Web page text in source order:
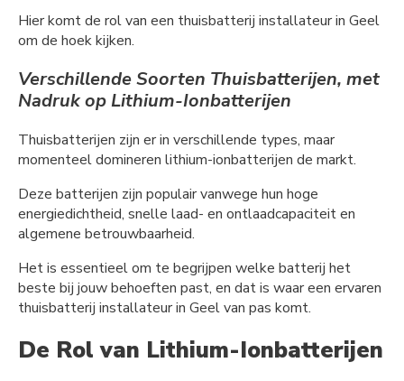
Hier komt de rol van een thuisbatterij installateur in Geel
om de hoek kijken.
Verschillende Soorten Thuisbatterijen, met
Nadruk op Lithium-Ionbatterijen
Thuisbatterijen zijn er in verschillende types, maar
momenteel domineren lithium-ionbatterijen de markt.
Deze batterijen zijn populair vanwege hun hoge
energiedichtheid, snelle laad- en ontlaadcapaciteit en
algemene betrouwbaarheid.
Het is essentieel om te begrijpen welke batterij het
beste bij jouw behoeften past, en dat is waar een ervaren
thuisbatterij installateur in Geel van pas komt.
De Rol van Lithium-Ionbatterijen